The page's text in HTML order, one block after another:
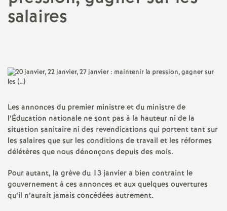
i
o
n
a
l
salaires
Les annonces du premier ministre et du ministre de
l’Éducation nationale ne sont pas à la hauteur ni de la
situation sanitaire ni des revendications qui portent tant sur
les salaires que sur les conditions de travail et les réformes
délétères que nous dénonçons depuis des mois.
Pour autant, la grève du 13 janvier a bien contraint le
gouvernement à ces annonces et aux quelques ouvertures
qu’il n’aurait jamais concédées autrement.